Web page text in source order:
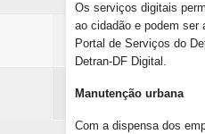
Os serviços digitais
ao cidadão e podem ser
Portal de Serviços do
Detran-DF Digital.
Manutenção urbana
Com a dispensa dos